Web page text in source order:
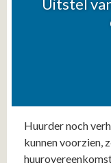
Uitstel
Huurder noch
kunnen voorzien,